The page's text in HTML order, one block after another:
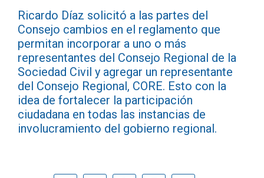
Ricardo Díaz solicitó a las partes del
Consejo cambios en el reglamento que
permitan incorporar a uno o más
representantes del Consejo Regional de la
Sociedad Civil y agregar un representante
del Consejo Regional, CORE. Esto con la
idea de fortalecer la participación
ciudadana en todas las instancias de
involucramiento del gobierno regional.